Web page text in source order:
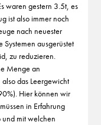
waren gestern 3.5t, es
ist also immer noch
nach neuester
ausgerüstet
zu reduzieren.
Menge an
das Leergewicht
Hier können wir
in Erfahrung
mit welchen